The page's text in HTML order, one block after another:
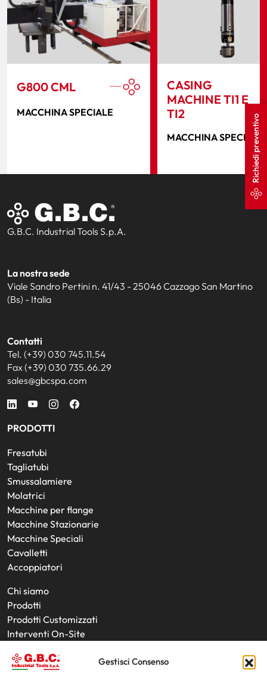
Gestisci Consenso
Richiedi preventivo
G800 CML
MACCHINA SPECIALE
CASING
MACHINE TI1 E
TI2
MACCHINA SPECIALE
G.B.C. Industrial Tools S.p.A.
La nostra sede
Viale Sandro Pertini n. 41/43 - 25046 Cazzago San Martino
(Bs) - Italia
Contatti
Tel. (+39) 030 745.11.54
Fax (+39) 030 735.66.29
sales@gbcspa.com
PRODOTTI
Fresatubi
Tagliatubi
Smussalamiere
Molatrici
Macchine per flange
Macchine Stazionarie
Macchine Speciali
Cavalletti
Accoppiatori
Chi siamo
Prodotti
Prodotti Customizzati
Interventi On-Site
Noleggio Prodotti